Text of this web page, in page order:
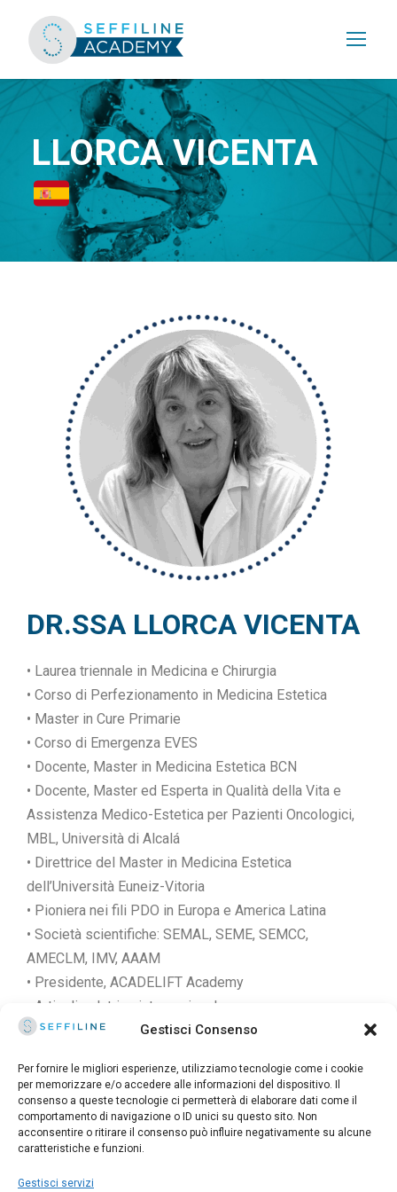
Gestisci Consenso
Per fornire le migliori esperienze, utilizziamo tecnologie come i cookie
per memorizzare e/o accedere alle informazioni del dispositivo. Il
consenso a queste tecnologie ci permetterà di elaborare dati come il
comportamento di navigazione o ID unici su questo sito. Non
acconsentire o ritirare il consenso può influire negativamente su alcune
caratteristiche e funzioni.
Gestisci servizi
LLORCA VICENTA
DR.SSA LLORCA VICENTA
• Laurea triennale in Medicina e Chirurgia
• Corso di Perfezionamento in Medicina Estetica
• Master in Cure Primarie
• Corso di Emergenza EVES
• Docente, Master in Medicina Estetica BCN
• Docente, Master ed Esperta in Qualità della Vita e
Assistenza Medico-Estetica per Pazienti Oncologici,
MBL, Università di Alcalá
• Direttrice del Master in Medicina Estetica
dell’Università Euneiz-Vitoria
• Pioniera nei fili PDO in Europa e America Latina
• Società scientifiche: SEMAL, SEME, SEMCC,
AMECLM, IMV, AAAM
• Presidente, ACADELIFT Academy
• Articoli, relatrice internazionale
© 2025 Seffiline Srl Start Up Innovativa
Via Santo Stefano, 11 40125 Bologna - Italy
Partita IVA 02195171208 - R.E.A. BO-419844